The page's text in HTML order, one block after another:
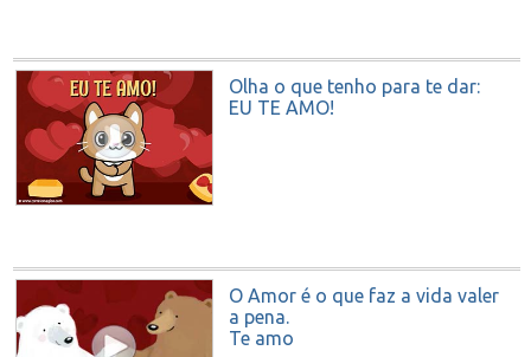
Olha o que tenho para te dar:
EU TE AMO!
O Amor é o que faz a vida valer
a pena.
Te amo